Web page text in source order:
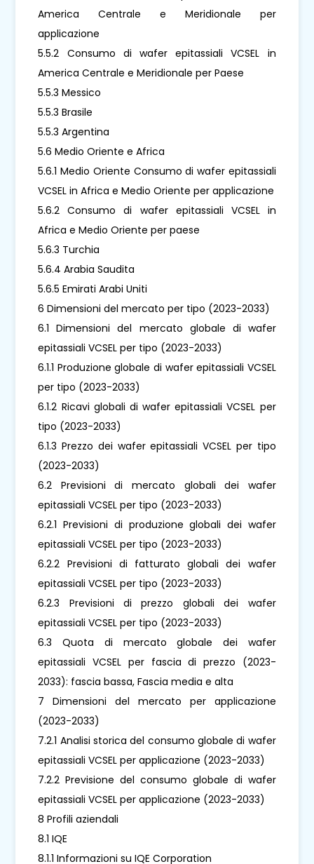
America Centrale e Meridionale per
applicazione
5.5.2 Consumo di wafer epitassiali VCSEL in
America Centrale e Meridionale per Paese
5.5.3 Messico
5.5.3 Brasile
5.5.3 Argentina
5.6 Medio Oriente e Africa
5.6.1 Medio Oriente Consumo di wafer epitassiali
VCSEL in Africa e Medio Oriente per applicazione
5.6.2 Consumo di wafer epitassiali VCSEL in
Africa e Medio Oriente per paese
5.6.3 Turchia
5.6.4 Arabia Saudita
5.6.5 Emirati Arabi Uniti
6 Dimensioni del mercato per tipo (2023-2033)
6.1 Dimensioni del mercato globale di wafer
epitassiali VCSEL per tipo (2023-2033)
6.1.1 Produzione globale di wafer epitassiali VCSEL
per tipo (2023-2033)
6.1.2 Ricavi globali di wafer epitassiali VCSEL per
tipo (2023-2033)
6.1.3 Prezzo dei wafer epitassiali VCSEL per tipo
(2023-2033)
6.2 Previsioni di mercato globali dei wafer
epitassiali VCSEL per tipo (2023-2033)
6.2.1 Previsioni di produzione globali dei wafer
epitassiali VCSEL per tipo (2023-2033)
6.2.2 Previsioni di fatturato globali dei wafer
epitassiali VCSEL per tipo (2023-2033)
6.2.3 Previsioni di prezzo globali dei wafer
epitassiali VCSEL per tipo (2023-2033)
6.3 Quota di mercato globale dei wafer
epitassiali VCSEL per fascia di prezzo (2023-
2033): fascia bassa, Fascia media e alta
7 Dimensioni del mercato per applicazione
(2023-2033)
7.2.1 Analisi storica del consumo globale di wafer
epitassiali VCSEL per applicazione (2023-2033)
7.2.2 Previsione del consumo globale di wafer
epitassiali VCSEL per applicazione (2023-2033)
8 Profili aziendali
8.1 IQE
8.1.1 Informazioni su IQE Corporation